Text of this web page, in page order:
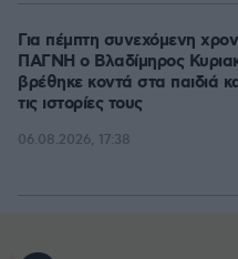
Για πέμπτη συνεχόμενη
ΠΑΓΝΗ ο Βλαδίμηρος
βρέθηκε κοντά στα παιδιά
τις ιστορίες τους
06.08.2026, 17:38